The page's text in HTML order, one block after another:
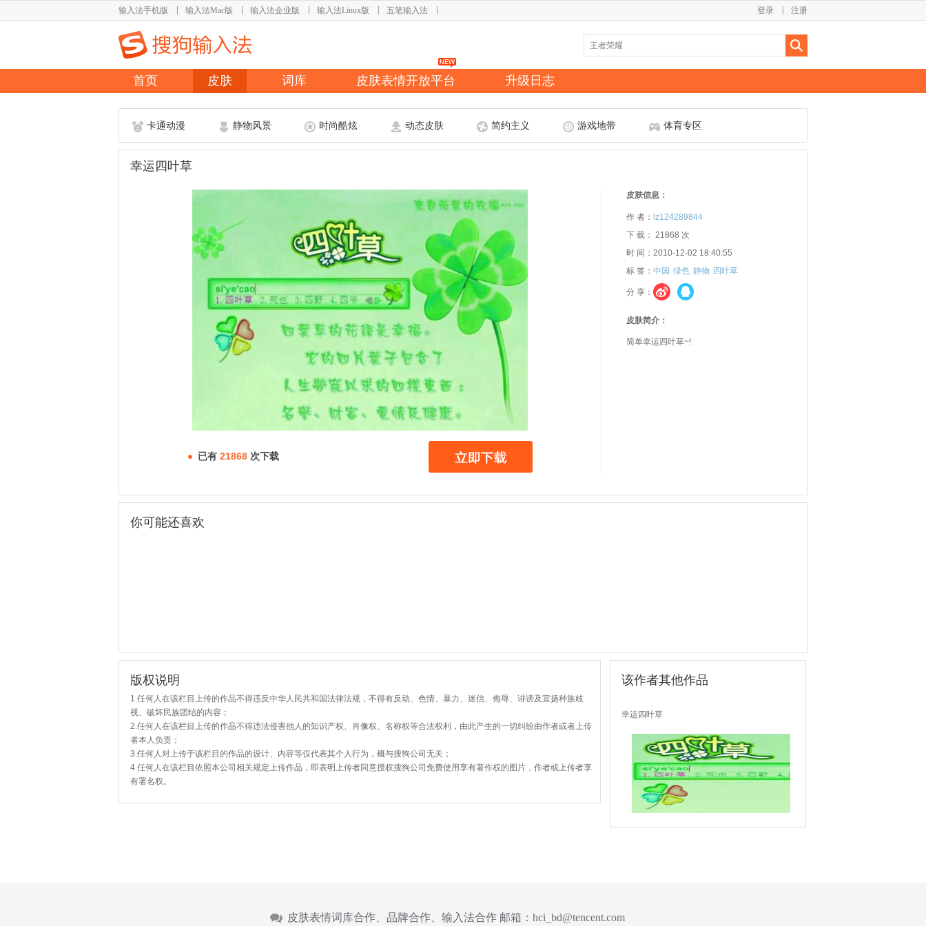
输入法手机版 输入法Mac版 输入法企业版 输入法Linux版 五笔输入法 注册
登录
首页 皮肤 词库 皮肤表情开放平台 升级日志
卡通动漫 静物风景 时尚酷炫 动态皮肤 简约主义 游戏地带 体育专区
幸运四叶草
已有 21868 次下载
皮肤信息：
作 者： lz124289844
下 载： 21868 次
时 间：2010-12-02 18:40:55
标 签： 中国 绿色 静物 四叶草
分 享：
皮肤简介：
简单幸运四叶草~!
你可能还喜欢
版权说明
1.任何人在该栏目上传的作品不得违反中华人民共和国法律法规，不得有反动、色情、暴力、迷信、侮辱、诽谤及宣扬种族歧
视、破坏民族团结的内容；
2.任何人在该栏目上传的作品不得违法侵害他人的知识产权、肖像权、名称权等合法权利，由此产生的一切纠纷由作者或者上传
者本人负责；
3.任何人对上传于该栏目的作品的设计、内容等仅代表其个人行为，概与搜狗公司无关；
4.任何人在该栏目依照本公司相关规定上传作品，即表明上传者同意授权搜狗公司免费使用享有著作权的图片，作者或上传者享
有署名权。
该作者其他作品
幸运四叶草
皮肤表情词库合作、品牌合作、输入法合作 邮箱： hci_bd@tencent.com